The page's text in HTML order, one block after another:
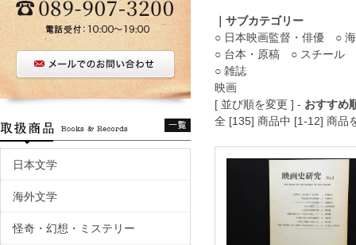
｜サブカテゴリー
○ 日本映画監督・俳優 ○
○ 台本・原稿 ○ スチール
○ 雑誌
映画
[ 並び順を変更 ] - おすすめ
全 [135] 商品中 [1-12] 商
日本文学
海外文学
怪奇・幻想・ミステリー